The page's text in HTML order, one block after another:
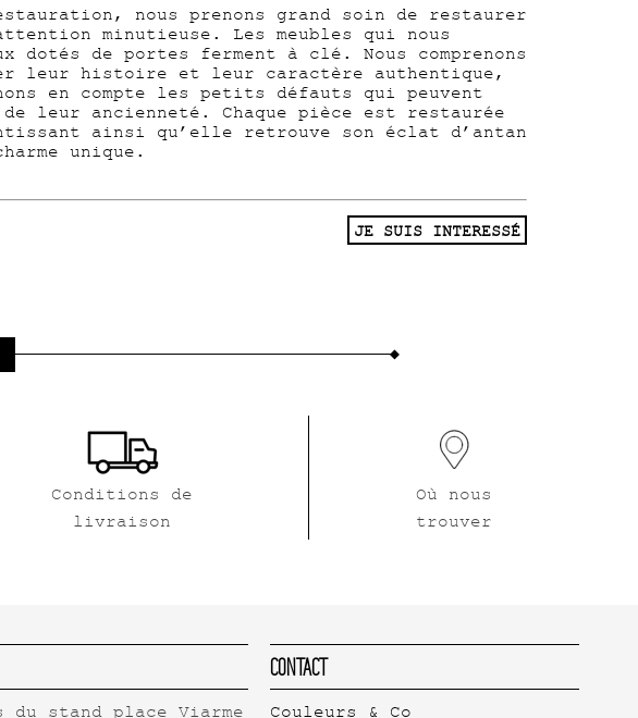
nous prenons grand soin de restaurer
minutieuse. Les meubles qui nous
dotés de portes ferment à clé. Nous comprenons
leur histoire et leur caractère authentique,
en compte les petits défauts qui peuvent
leur ancienneté. Chaque pièce est restaurée
ainsi qu’elle retrouve son éclat d’antan
unique.
JE SUIS INTERESSÉ
Conditions de
livraison
Où nous
trouver
Contact